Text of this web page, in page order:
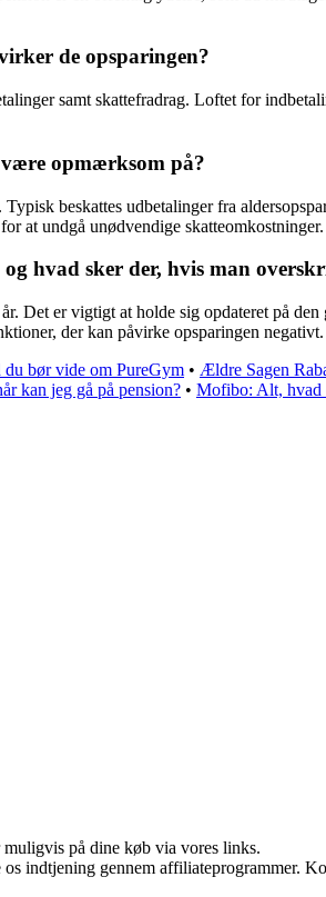
de opsparingen?
samt skattefradrag. Loftet for
opmærksom på?
beskattes udbetalinger fra
at undgå unødvendige skatteomkostninger.
hvad sker der, hvis man
Det er vigtigt at holde sig opdateret på
der kan påvirke opsparingen negativt.
bør vide om PureGym • Ældre Sagen
kan jeg gå på pension? • Mofibo: Alt, hvad
på dine køb via vores links.
indtjening gennem affiliateprogrammer.